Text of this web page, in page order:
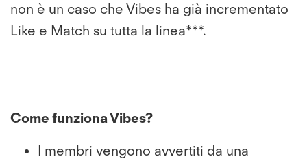
non è un caso che Vibes ha già incrementato
Like e Match su tutta la linea***.
Come funziona Vibes?
I membri vengono avvertiti da una